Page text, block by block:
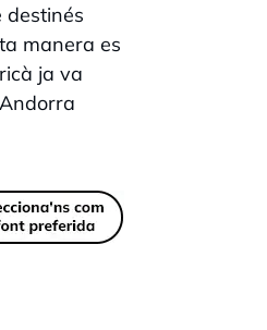
destinés
manera es
ja va